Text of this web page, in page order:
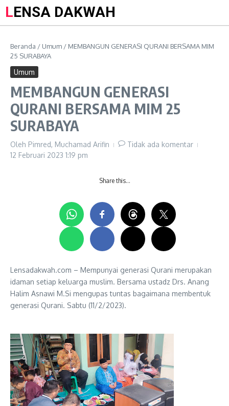
LENSA DAKWAH
Beranda / Umum / MEMBANGUN GENERASI QURANI BERSAMA MIM
25 SURABAYA
Umum
MEMBANGUN GENERASI
QURANI BERSAMA MIM 25
SURABAYA
Oleh Pimred, Muchamad Arifin
Tidak ada komentar
12 Februari 2023 1:19 pm
Share this…
Lensadakwah.com – Mempunyai generasi Qurani merupakan
idaman setiap keluarga muslim. Bersama ustadz Drs. Anang
Halim Asnawi M.Si mengupas tuntas bagaimana membentuk
generasi Qurani. Sabtu (11/2/2023).